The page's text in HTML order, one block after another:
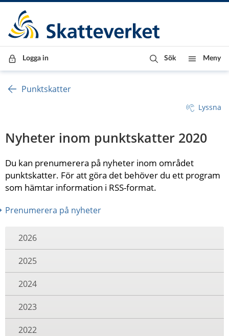
Till innehåll
Till navigationen
Till chattrobot
Logga in Sök Meny
Punktskatter
Lyssna
Nyheter inom punktskatter 2020
Du kan prenumerera på nyheter inom området
punktskatter. För att göra det behöver du ett program
som hämtar information i RSS-format.
Prenumerera på nyheter
2026
2025
2024
2023
2022